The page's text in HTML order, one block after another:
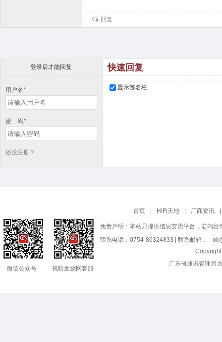
回复
登录后才能回复
用户名*
密 码*
还没注册？
快速回复
显示签名栏
首页 HIFI天地 厂商资讯
微信公众号 视听发烧网客服
免责声明：本站只提供信息交流平台，若内
联系电话：0754-86324833 | 联系邮箱：
广东省通讯管理局